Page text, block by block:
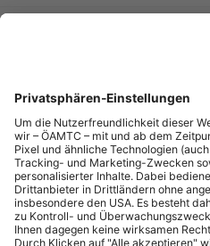
E-Mail:
mi-presse@oeamtc.at
Bei Fragen zur aktuellen
sowie Telematik.